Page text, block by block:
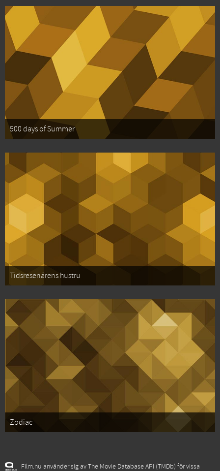
500 days of Summer
Tidsresenärens hustru
Zodiac
Film.nu använder sig av The Movie Database API (TMDb) för vissa